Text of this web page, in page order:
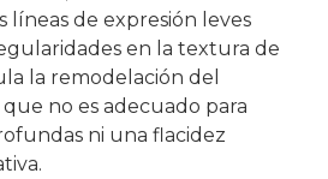
líneas de expresión leves
en la textura de
la remodelación del
no es adecuado para
ni una flacidez